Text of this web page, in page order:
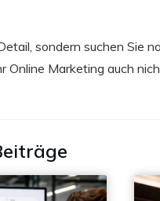
sondern suchen Sie
Online Marketing auch